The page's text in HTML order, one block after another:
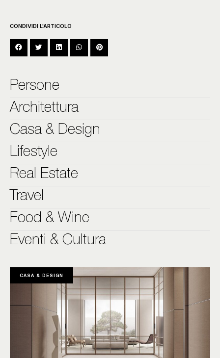
CONDIVIDI L'ARTICOLO
Persone
Architettura
Casa & Design
Lifestyle
Real Estate
Travel
Food & Wine
Eventi & Cultura
CASA & DESIGN